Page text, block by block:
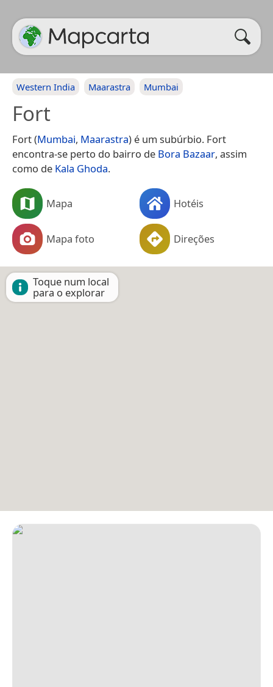
Western India Maarastra Mumbai
Fort
Fort (Mumbai, Maarastra) é um subúrbio. Fort
encontra-se perto do bairro de Bora Bazaar, assim
como de Kala Ghoda.
Mapa Hotéis
Mapa foto Direções
Toque num local
para o explorar